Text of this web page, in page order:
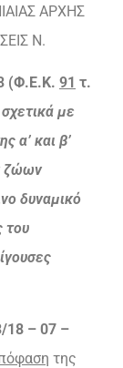
ΑΡΧΗΣ
Ν.
(Φ.Ε.Κ. 91 τ.
με
α’ και β’
ζώων
δυναμικό
του
18 – 07 –
της